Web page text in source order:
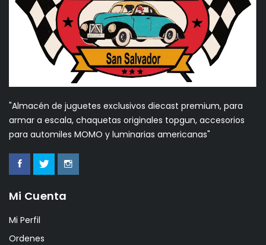
"Almacén de juguetes exclusivos diecast premium, para
armar a escala, chaquetas originales topgun, accesorios
para automiles MOMO y luminarias americanas"
Mi Cuenta
Mi Perfil
Ordenes